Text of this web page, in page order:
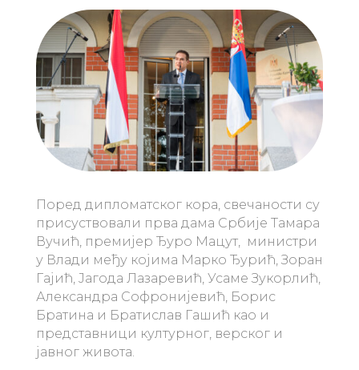
Поред дипломатског кора, свечаности су
присуствовали прва дама Србије Тамара
Вучић, премијер Ђуро Мацут, министри
у Влади међу којима Марко Ђурић, Зоран
Гајић, Јагода Лазаревић, Усаме Зукорлић,
Александра Софронијевић, Борис
Братина и Братислав Гашић као и
представници културног, верског и
јавног живота.